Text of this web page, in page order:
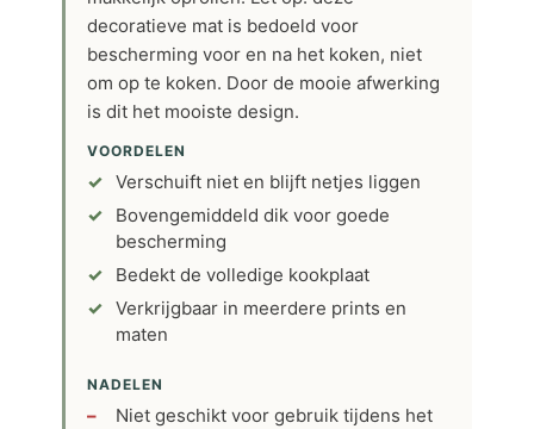
decoratieve mat is bedoeld voor
bescherming voor en na het koken, niet
om op te koken. Door de mooie afwerking
is dit het mooiste design.
VOORDELEN
Verschuift niet en blijft netjes liggen
Bovengemiddeld dik voor goede
bescherming
Bedekt de volledige kookplaat
Verkrijgbaar in meerdere prints en
maten
NADELEN
Niet geschikt voor gebruik tijdens het